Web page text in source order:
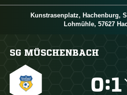
Kunstrasenplatz, Hachenburg,
Lohmühle, 57627
SG MÜSCHENBACH
: